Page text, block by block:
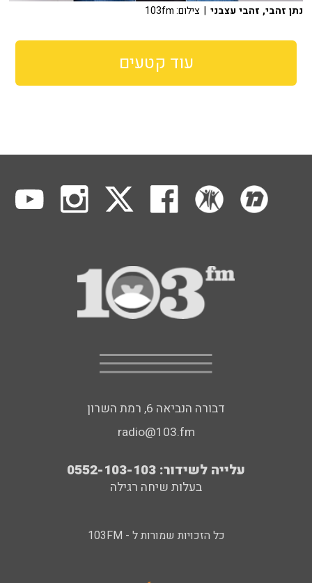
נתן זהבי, זהבי עצבני | צילום: 103fm
עוד קטעים
דבורה הנביאה 6, רמת השרון
radio@103.fm
עלייה לשידור: 0552-103-103
בעלות שיחה רגילה
כל הזכויות שמורות ל - 103FM